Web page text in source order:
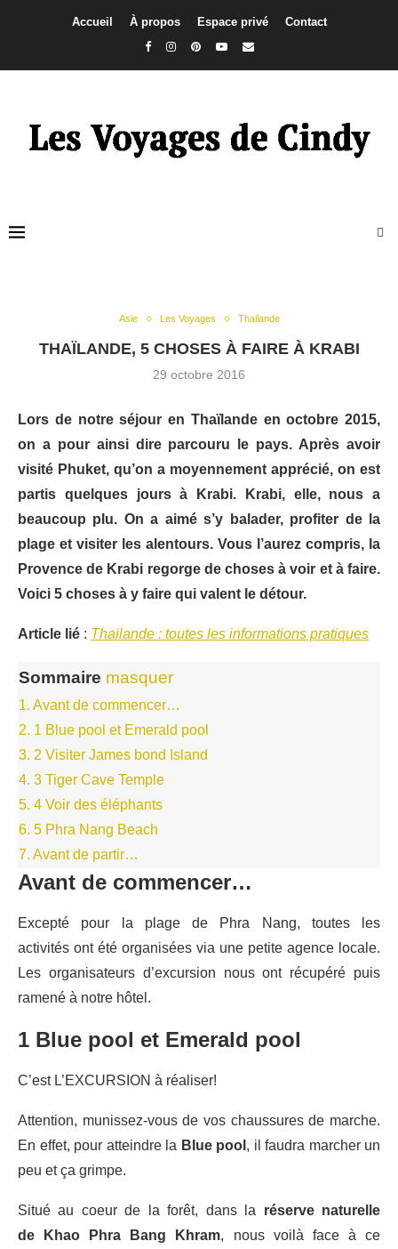
Accueil À propos Espace privé Contact
Asie Les Voyages Thailande
THAÏLANDE, 5 CHOSES À FAIRE À KRABI
29 octobre 2016
Lors de notre séjour en Thaïlande en octobre 2015,
on a pour ainsi dire parcouru le pays. Après avoir
visité Phuket, qu’on a moyennement apprécié, on est
partis quelques jours à Krabi. Krabi, elle, nous a
beaucoup plu. On a aimé s’y balader, profiter de la
plage et visiter les alentours. Vous l’aurez compris, la
Provence de Krabi regorge de choses à voir et à faire.
Voici 5 choses à y faire qui valent le détour.
Article lié : Thailande : toutes les informations pratiques
Sommaire masquer
1. Avant de commencer…
2. 1 Blue pool et Emerald pool
3. 2 Visiter James bond Island
4. 3 Tiger Cave Temple
5. 4 Voir des éléphants
6. 5 Phra Nang Beach
7. Avant de partir…
Avant de commencer…
Excepté pour la plage de Phra Nang, toutes les
activités ont été organisées via une petite agence locale.
Les organisateurs d’excursion nous ont récupéré puis
ramené à notre hôtel.
1 Blue pool et Emerald pool
C’est L’EXCURSION à réaliser!
Attention, munissez-vous de vos chaussures de marche.
En effet, pour atteindre la Blue pool , il faudra marcher un
peu et ça grimpe.
Situé au coeur de la forêt, dans la réserve naturelle
de Khao Phra Bang Khram, nous voilà face à ce